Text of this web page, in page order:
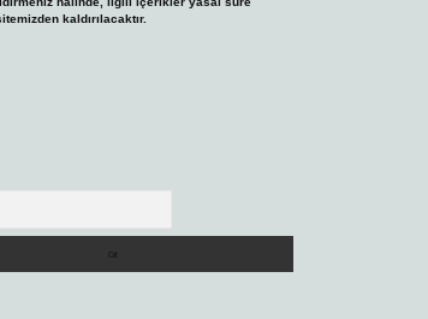
kaldırılacaktır.